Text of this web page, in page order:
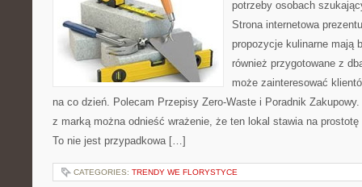
potrzeby osobach
Strona internetowa
propozycje kulinarne mają
również przygotowane z
może zainteresować
na co dzień. Polecam Przepisy Zero-Waste i Poradnik
z marką można odnieść wrażenie, że ten lokal stawia na prostotę
To nie jest przypadkowa […]
CATEGORIES: TRENDY WE FLORYSTYCE